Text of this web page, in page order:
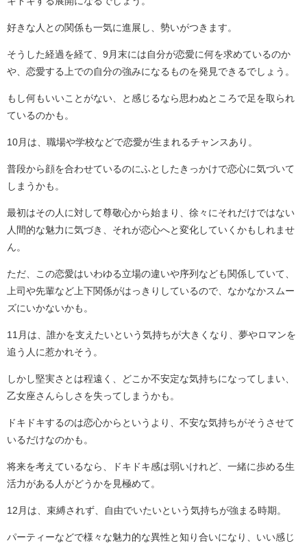
好きな人との関係も一気に進展し、勢いがつきます。
そうした経過を経て、9月末には自分が恋愛に何を求めているのか
や、恋愛する上での自分の強みになるものを発見できるでしょう。
もし何もいいことがない、と感じるなら思わぬところで足を取られ
ているのかも。
10月は、職場や学校などで恋愛が生まれるチャンスあり。
普段から顔を合わせているのにふとしたきっかけで恋心に気づいて
しまうかも。
最初はその人に対して尊敬心から始まり、徐々にそれだけではない
人間的な魅力に気づき、それが恋心へと変化していくかもしれませ
ん。
ただ、この恋愛はいわゆる立場の違いや序列なども関係していて、
上司や先輩など上下関係がはっきりしているので、なかなかスムー
ズにいかないかも。
11月は、誰かを支えたいという気持ちが大きくなり、夢やロマンを
追う人に惹かれそう。
しかし堅実さとは程遠く、どこか不安定な気持ちになってしまい、
乙女座さんらしさを失ってしまうかも。
ドキドキするのは恋心からというより、不安な気持ちがそうさせて
いるだけなのかも。
将来を考えているなら、ドキドキ感は弱いけれど、一緒に歩める生
活力がある人がどうかを見極めて。
12月は、束縛されず、自由でいたいという気持ちが強まる時期。
パーティーなどで様々な魅力的な異性と知り合いになり、いい感じ